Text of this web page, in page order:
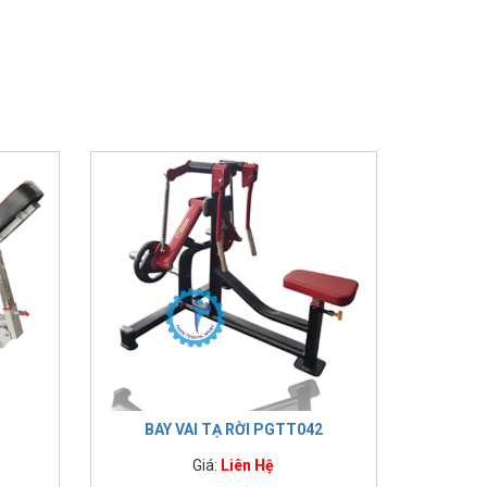
BAY VAI TẠ RỜI PGTT042
Giá: Liên Hệ